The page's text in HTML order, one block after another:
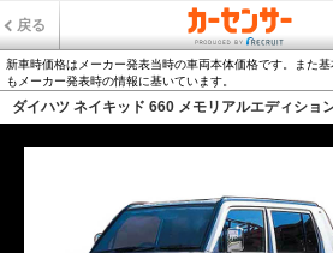
戻る
新車時価格はメーカー発表当時の車両本体価格です。また
もメーカー発表時の情報に基いています。
ダイハツ ネイキッド 660 メモリアルエディショ